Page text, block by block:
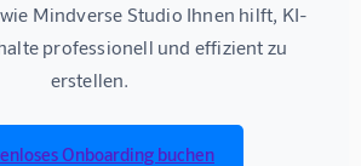
Mindverse Studio Ihnen hilft, KI-
professionell und effizient zu
erstellen.
Onboarding buchen